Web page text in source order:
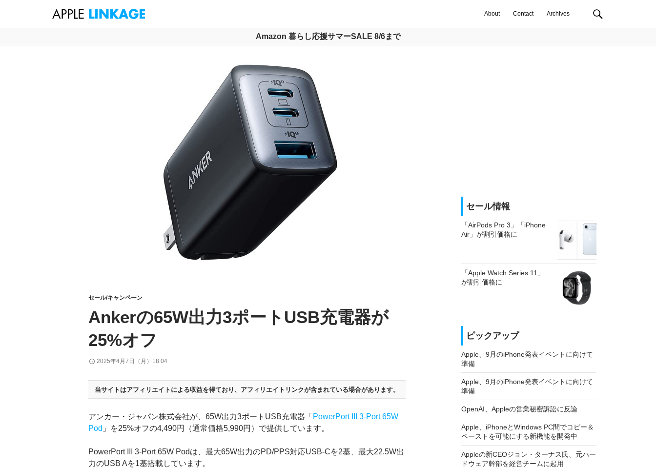
ン
About Contact Archives
Amazon 暮らし応援サマーSALE 8/6まで
セール/キャンペーン
Ankerの65W出力3ポートUSB充電器が
25%オフ
2025年4月7日（月）18:04
当サイトはアフィリエイトによる収益を得ており、 アフィリエイトリンクが含まれている場合があります。
アンカー・ジャパン株式会社が、65W出力3ポートUSB充電器「 PowerPort III 3-Port 65W
Pod 」を25%オフの4,490円（通常価格5,990円）で提供しています。
PowerPort III 3-Port 65W Podは、最大65W出力のPD/PPS対応USB-Cを2基、最大22.5W出
力のUSB Aを1基搭載しています。
セール情報
「AirPods Pro 3」「iPhone
Air」が割引価格に
「Apple Watch Series 11」
が割引価格に
ピックアップ
Apple、9月のiPhone発表イベントに向けて
準備
Apple、9月のiPhone発表イベントに向けて
準備
OpenAI、Appleの営業秘密訴訟に反論
Apple、iPhoneとWindows PC間でコピー＆
ペーストを可能にする新機能を開発中
Appleの新CEOジョン・ターナス氏、元ハー
ドウェア幹部を経営チームに起用